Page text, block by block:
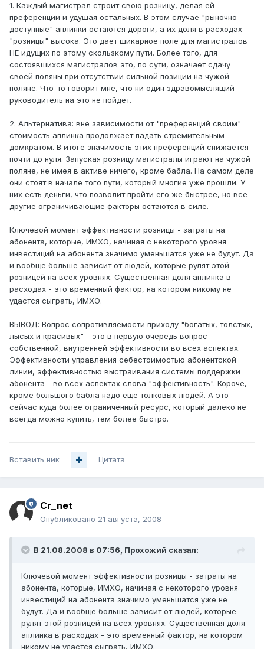
1. Каждый магистрал строит свою розницу, делая ей
преференции и удушая остальных. В этом случае "рыночно
доступные" аплинки остаются дороги, а их доля в расходах
"розницы" высока. Это дает шикарное поле для магистралов
НЕ идущих по этому скользкому пути. Более того, для
состоявшихся магистралов это, по сути, означает сдачу
своей поляны при отсутствии сильной позиции на чужой
поляне. Что-то говорит мне, что ни один здравомыслящий
руководитель на это не пойдет.
2. Альтернатива: вне зависимости от "преференций своим"
стоимость аплинка продолжает падать стремительным
домкратом. В итоге значимость этих преференций снижается
почти до нуля. Запуская розницу магистралы играют на чужой
поляне, не имея в активе ничего, кроме бабла. На самом деле
они стоят в начале того пути, который многие уже прошли. У
них есть деньги, что позволит пройти его же быстрее, но все
другие ограничивающие факторы остаются в силе.
Ключевой момент эффективности розницы - затраты на
абонента, которые, ИМХО, начиная с некоторого уровня
инвестиций на абонента значимо уменьшатся уже не будут. Да
и вообще больше зависит от людей, которые рулят этой
розницей на всех уровнях. Существенная доля аплинка в
расходах - это временный фактор, на котором никому не
удастся сыграть, ИМХО.
ВЫВОД: Вопрос сопротивляемости приходу "богатых, толстых,
лысых и красивых" - это в первую очередь вопрос
собственной, внутренней эффективности во всех аспектах.
Эффективности управления себестоимостью абонентской
линии, эффективностью выстраивания системы поддержки
абонента - во всех аспектах слова "эффективность". Короче,
кроме большого бабла надо еще толковых людей. А это
сейчас куда более ограниченный ресурс, который далеко не
всегда можно купить, тем более быстро.
Вставить ник Цитата
Cr_net
Опубликовано 21 августа, 2008
В 21.08.2008 в 07:56, Прохожий сказал:
Ключевой момент эффективности розницы - затраты на
абонента, которые, ИМХО, начиная с некоторого уровня
инвестиций на абонента значимо уменьшатся уже не
будут. Да и вообще больше зависит от людей, которые
рулят этой розницей на всех уровнях. Существенная доля
аплинка в расходах - это временный фактор, на котором
никому не удастся сыграть, ИМХО.